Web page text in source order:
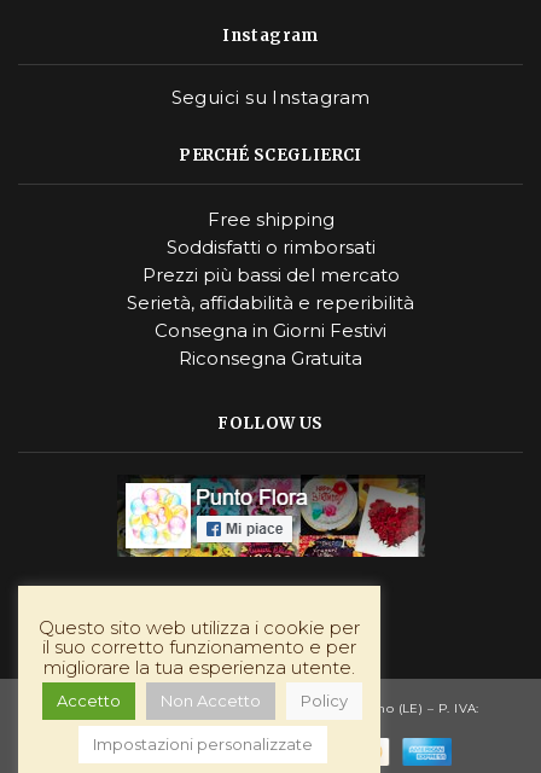
Instagram
Seguici su Instagram
PERCHÉ SCEGLIERCI
Free shipping
Soddisfatti o rimborsati
Prezzi più bassi del mercato
Serietà, affidabilità e reperibilità
Consegna in Giorni Festivi
Riconsegna Gratuita
FOLLOW US
Instagram
puntoflora.com — Viale Savoia 16, 73025 – Martano (LE) – P. IVA:
03980700755
Questo sito web utilizza i cookie per
il suo corretto funzionamento e per
migliorare la tua esperienza utente.
Accetto Non Accetto Policy
Impostazioni personalizzate